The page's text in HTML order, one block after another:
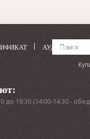
19:30 (14:00-14:30 -